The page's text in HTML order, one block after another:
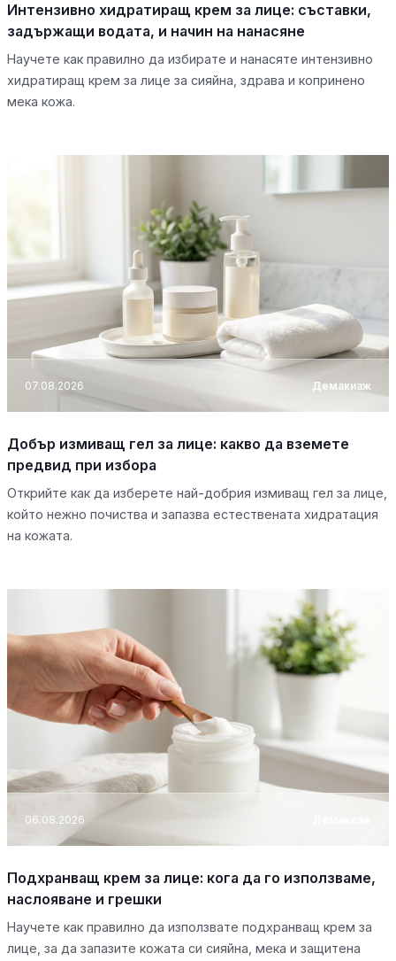
Интензивно хидратиращ крем за лице: съставки,
задържащи водата, и начин на нанасяне
Научете как правилно да избирате и нанасяте интензивно
хидратиращ крем за лице за сияйна, здрава и копринено
мека кожа.
07.08.2026 Демакиаж
Добър измиващ гел за лице: какво да вземете
предвид при избора
Открийте как да изберете най-добрия измиващ гел за лице,
който нежно почиства и запазва естествената хидратация
на кожата.
06.08.2026
Подхранващ крем за лице: кога да го използваме,
наслояване и грешки
Научете как правилно да използвате подхранващ крем за
лице, за да запазите кожата си сияйна, мека и защитена